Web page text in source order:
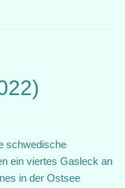
schwedische
ein viertes Gasleck an
in der Ostsee